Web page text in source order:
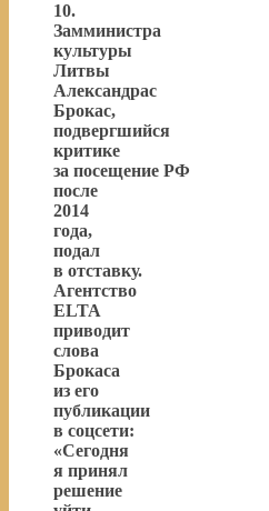
10.
Замминистра
культуры
Литвы
Александрас
Брокас,
подвергшийся
критике
за посещение РФ
после
2014
года,
подал
в отставку.
Агентство
ELTA
приводит
слова
Брокаса
из его
публикации
в соцсети:
«Сегодня
я принял
решение